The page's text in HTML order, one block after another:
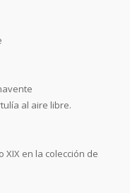
al aire libre.
en la colección de